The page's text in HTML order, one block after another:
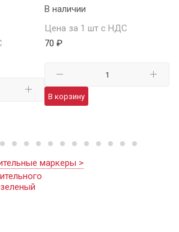
В наличии
Цена за 1 шт с НДС
70 ₽
В корзину
маркеры >